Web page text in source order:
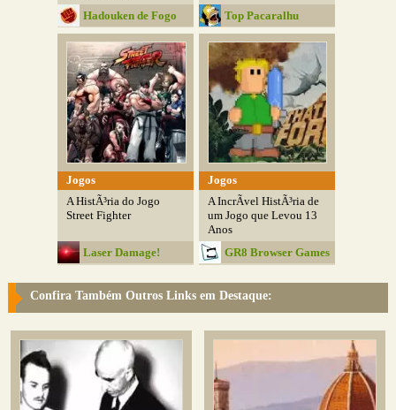
Hadouken de Fogo
Top Pacaralhu
Jogos
A HistÃ³ria do Jogo
Street Fighter
Laser Damage!
Jogos
A IncrÃ­vel HistÃ³ria de
um Jogo que Levou 13
Anos
GR8 Browser Games
Confira Também Outros Links em Destaque: